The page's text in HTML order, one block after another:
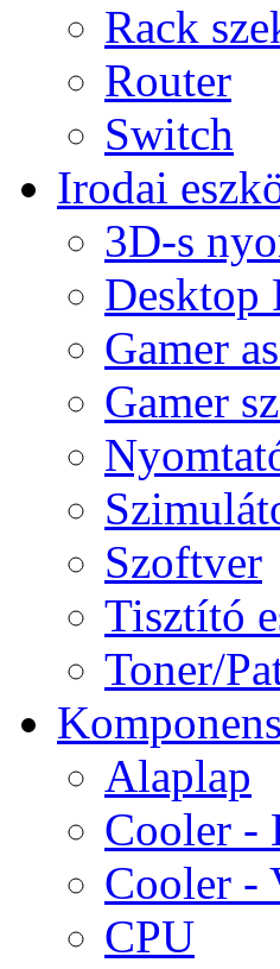
Rack
Router
Switch
Irodai
3D-s
Desktop
Gamer
Gamer
Szoftver
Tisztító
Toner/
Komponens
Alaplap
Cooler -
Cooler -
CPU